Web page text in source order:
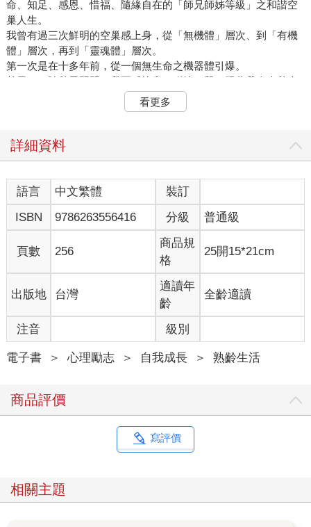
命、知足、感恩、惜福、隨緣自在的「師兄師姊等級」之和諧空
巢人生。
我曾有過三次鮮明的空巢感上身，從「無機體」層次、到「有機
體」層次，再到「靈魂體」層次。
第一次是在十多年前，從一個無生命之機器體引爆。
某天，一陣秋風習習，我正感快意，碰地一聲，跟著我春去秋來
十多年的腳踏車竟不解「風」情地應聲倒地，本已滿身風霜的
它，可真成了名正言順的破銅爛鐵：落鏈、座椅彈開、龍頭歪
跨前一步定睛細看，前座支撐娃娃椅的欄杆整個大斷裂！恍惚
記得老大二年級、老二大班的某一天，當我一前一後載著兩個大
娃娃吃力前行時，這台原本堅固耐操的腳踏車就曾以「爆胎」的
激烈行徑向我抗議。於是，我改成載大班的老二以及三歲的老
么。當時二年級的老大自此被迫走向獨立。
一轉眼，爆胎事件再度重演。於是乎，老二也跟著走向獨立的命
運。再一轉眼，三小子都不再是娃娃椅上的娃娃了。
我開始騎著空蕩蕩的母子車去買菜、繳費、買麵包、辦一些亂七
八糟的雜事。每天，它的左右把手都被我掛滿了青菜蘿蔔鮮魚排
骨各式雜貨，車籃裡也塞爆了牛奶醬油蠔油沙拉油。此老土車，
任勞任怨、任重道遠、鞠躬盡瘁。
然而，它開始不斷鬧彆扭，一下子落鏈、一下子漏氣、一下子龍
頭不穩，又飽受日晒雨淋，終於，它奄奄一息，肝腦塗地。我非
『娃娃座椅』沒在用了就整個拆掉啊！我幫你把主要座椅換一個
新的，然後，龍頭調一調，落鏈上一下，再換個新的車鈴，其
實，你這台車還很好用啊！根本不用換。」
手非常癢的修車控老闆開始敲敲打打、扭扭又轉轉，未久，就把
天啊！這車、這車、這車是我的嗎？娃娃座椅拆掉了、整個前座
看更多
詳細資料
語言 中文繁體
裝訂
ISBN
9786263556416 分級 普通級
頁數 256
商品規
格
25開15*21cm
出版地 台灣
適讀年
齡
全齡適讀
注音 級別
電子書 ＞ 心理勵志 ＞ 自我成長 ＞ 熟齡生活
商品評價
寫評價
相關主題